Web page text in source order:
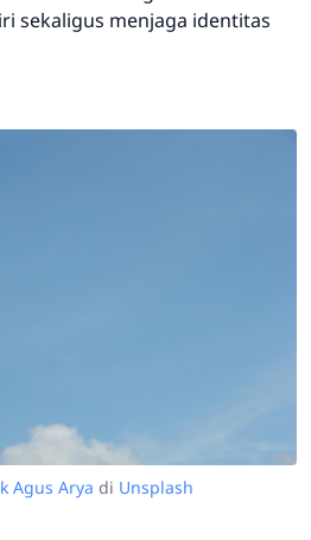
sekaligus menjaga identitas
Agus Arya di Unsplash